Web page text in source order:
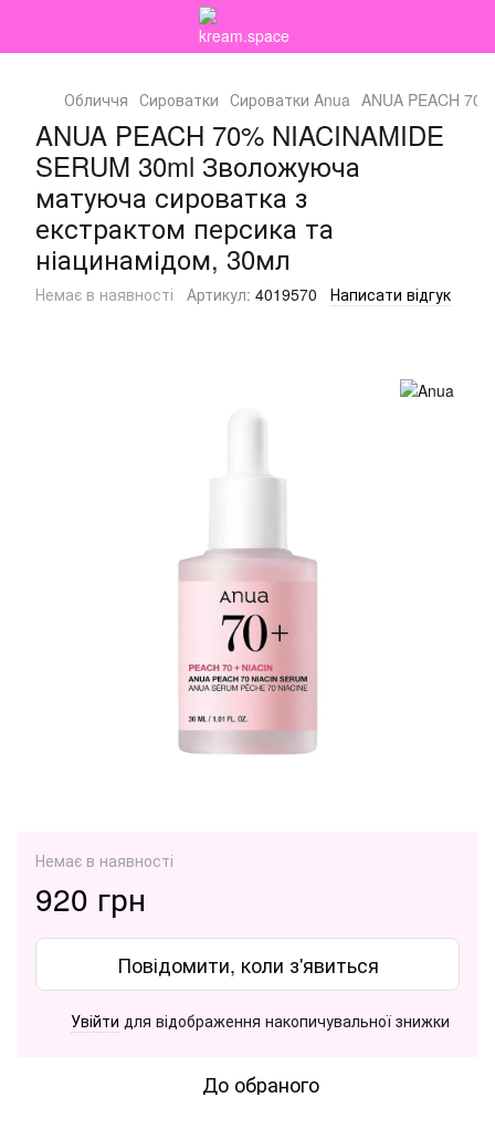
Обличчя Сироватки Сироватки Anua ANUA PEACH
ANUA PEACH 70% NIACINAMIDE
SERUM 30ml Зволожуюча
матуюча сироватка з
екстрактом персика та
ніацинамідом, 30мл
Немає в наявності Артикул: 4019570 Написати відгук
Немає в наявності
920 грн
Повідомити, коли з'явиться
Увійти для відображення накопичувальної знижки
До обраного